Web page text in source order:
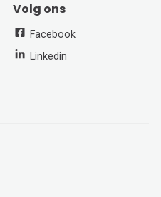
Volg ons
Facebook
Linkedin